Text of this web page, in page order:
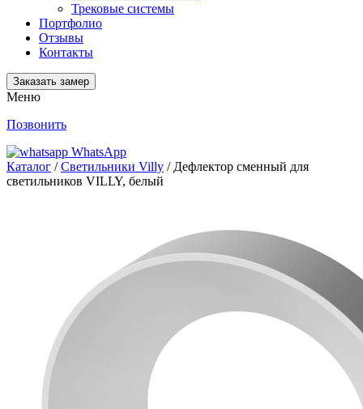
Трековые системы
Портфолио
Отзывы
Контакты
Заказать замер
Меню
Позвонить
WhatsApp
Каталог /Светильники Villy / Дефлектор сменный для
светильников VILLY, белый